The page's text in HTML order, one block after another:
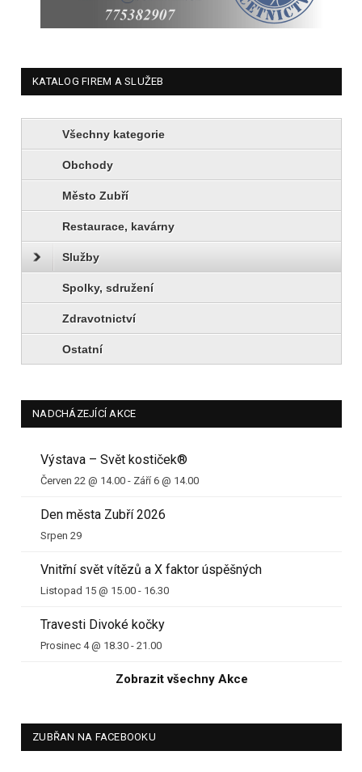
KATALOG FIREM A SLUŽEB
Všechny kategorie
Obchody
Město Zubří
Restaurace, kavárny
Služby
Spolky, sdružení
Zdravotnictví
Ostatní
NADCHÁZEJÍCÍ AKCE
Výstava – Svět kostiček®
Červen 22 @ 14.00 - Září 6 @ 14.00
Den města Zubří 2026
Srpen 29
Vnitřní svět vítězů a X faktor úspěšných
Listopad 15 @ 15.00 - 16.30
Travesti Divoké kočky
Prosinec 4 @ 18.30 - 21.00
Zobrazit všechny Akce
ZUBŘAN NA FACEBOOKU